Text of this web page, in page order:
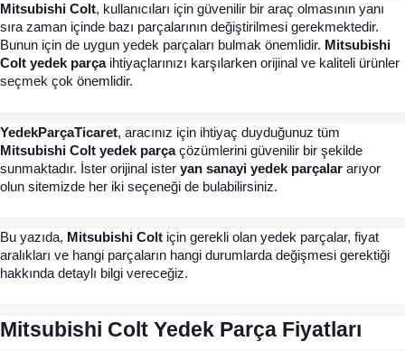
Mitsubishi Colt, kullanıcıları için güvenilir bir araç olmasının yanı
sıra zaman içinde bazı parçalarının değiştirilmesi gerekmektedir.
Bunun için de uygun yedek parçaları bulmak önemlidir. Mitsubishi
Colt yedek parça ihtiyaçlarınızı karşılarken orijinal ve kaliteli ürünler
seçmek çok önemlidir.
YedekParçaTicaret
Mitsubishi Colt yedek parça çözümlerini güvenilir bir şekilde
sunmaktadır. İster orijinal ister yan sanayi yedek parçalar arıyor
olun sitemizde her iki seçeneği de bulabilirsiniz.
Bu yazıda, Mitsubishi Colt için gerekli olan yedek parçalar, fiyat
aralıkları ve hangi parçaların hangi durumlarda değişmesi gerektiği
hakkında detaylı bilgi vereceğiz.
Mitsubishi Colt Yedek Parça Fiyatları